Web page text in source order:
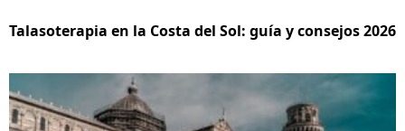
Talasoterapia en la Costa del Sol: guía y consejos 2026